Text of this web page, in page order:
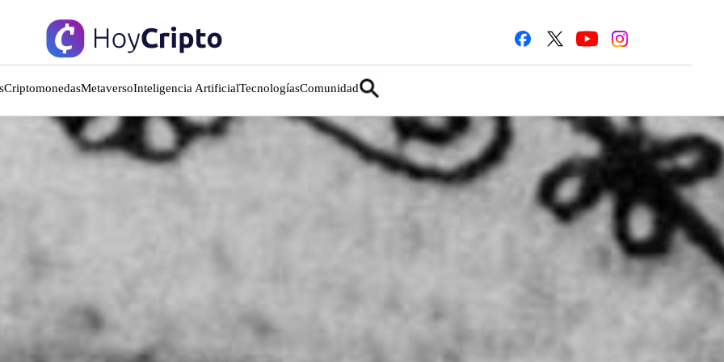
CriptomonedasMetaversoInteligencia ArtificialTecnologíasComunidad